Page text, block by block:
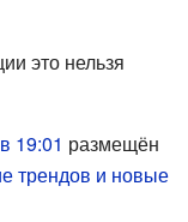
это нельзя
19:01 размещён
трендов и новые